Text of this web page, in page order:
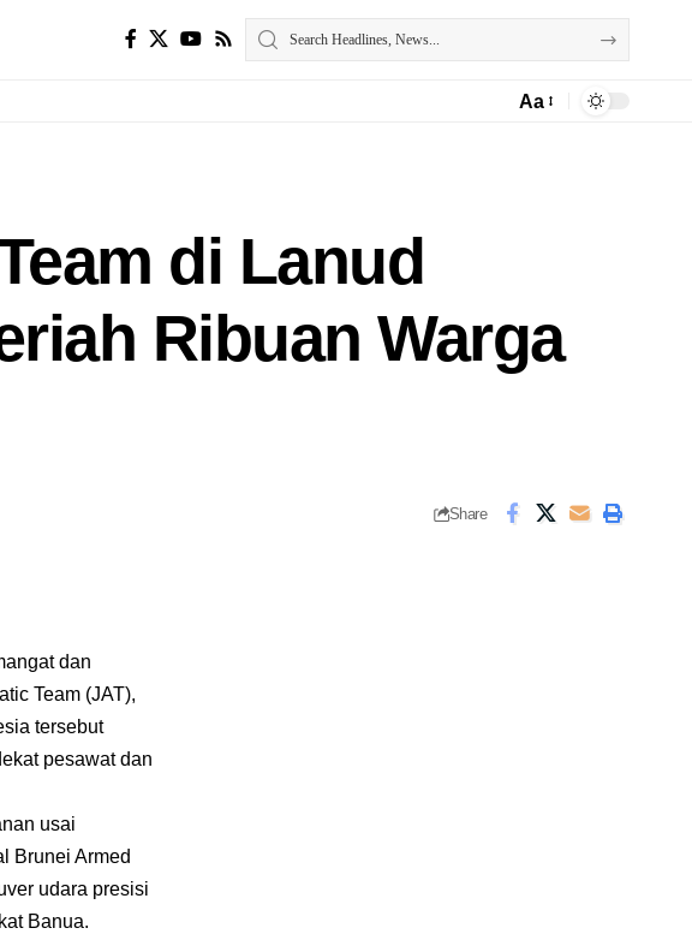
Aa
di Lanud
Ribuan Warga
Share
dan
Team (JAT),
tersebut
pesawat dan
usai
Brunei Armed
udara presisi
Banua.